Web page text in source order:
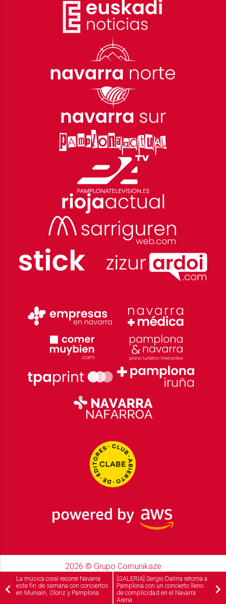
2026 © Grupo Comunikaze
Desarrollado por:OA Cloud
La música coral recorre Navarra
este fin de semana con conciertos
en Muniain, Oloriz y Pamplona
[GALERIA] Sergio Dalma retorna a
Pamplona con un concierto lleno
de complicidad en el Navarra
Arena